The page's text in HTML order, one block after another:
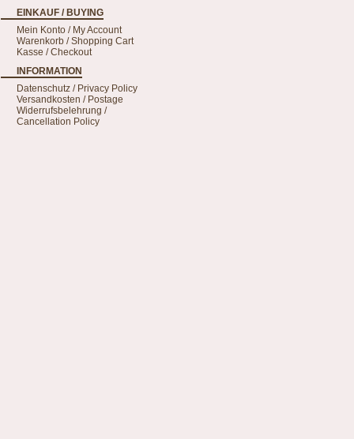
EINKAUF / BUYING
Mein Konto / My Account
Warenkorb / Shopping Cart
Kasse / Checkout
INFORMATION
Datenschutz / Privacy Policy
Versandkosten / Postage
Widerrufsbelehrung /
Cancellation Policy